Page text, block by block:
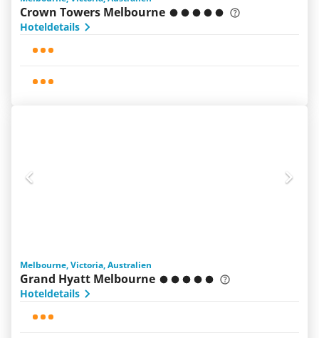
Crown Towers Melbourne
Hoteldetails
Melbourne, Victoria, Australien
Grand Hyatt Melbourne
Hoteldetails